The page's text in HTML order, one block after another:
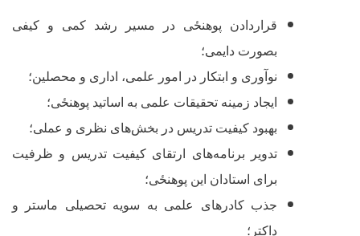
قراردادنپوهنځیدر مسیر رشد کمی و کیفی
بصورت دایمی؛
نوآوری و ابتکار در امور علمی، اداری و محصلین؛
ایجاد زمینه تحقیقات علمی به اساتیدپوهنځی؛
بهبود کیفیت تدریس در بخش‌های نظری و عملی؛
تدویر برنامه‌های ارتقای کیفیت تدریس و ظرفیت
برای استادان این پوهنځی؛
جذب کادرهای علمی به سویه تحصیلی ماستر و
داکتر؛